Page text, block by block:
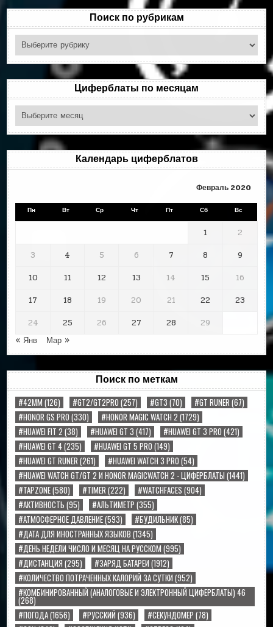
Поиск по рубрикам
Поиск
по
рубрикам
Циферблаты по месяцам
Циферблаты
по
месяцам
Календарь циферблатов
Февраль 2020
Пн Вт Ср Чт Пт Сб Вс
1
2
3
4 5 6 7 8
9
10
11 12 13 14 15
16
17
18 19 20 21 22
23
24
25 26 27 28
29
« Янв
Мар »
Поиск по меткам
#42MM (126) #GT2/GT2PRO (257) #GT3 (70) #GT RUNER(67)
#HONOR GS PRO (330) #HONOR MAGIC WATCH 2 (1729)
#HUAWEI FIT 2 (38) #HUAWEI GT 3 (417) #HUAWEI GT 3 PRO (421)
#HUAWEI GT 4(235) #HUAWEI GT 5 PRO (149)
#HUAWEI GT RUNER(261) #HUAWEI WATCH 3 PRO (54)
#HUAWEI WATCH GT/GT 2 И HONOR MAGICWATCH 2 - ЦИФЕРБЛАТЫ (1441)
#TAPZONE(580) #TIMER(222) #WATCHFACES (904)
#АКТИВНОСТЬ (95) #АЛЬТИМЕТР (355)
#АТМОСФЕРНОЕ ДАВЛЕНИЕ(593) #БУДИЛЬНИК(85)
#ДАТА ДЛЯ ИНОСТРАННЫХ ЯЗЫКОВ (1345)
#ДЕНЬ НЕДЕЛИ ЧИСЛО И МЕСЯЦ НА РУССКОМ (995)
#ДИСТАНЦИЯ (295) #ЗАРЯД БАТАРЕИ (1912)
#КОЛИЧЕСТВО ПОТРАЧЕННЫХ КАЛОРИЙ ЗА СУТКИ (952)
#КОМБИНИРОВАННЫЙ (АНАЛОГОВЫЕ И ЭЛЕКТРОННЫЙ ЦИФЕРБЛАТЫ) 46
(268)
#ПОГОДА(1656) #РУССКИЙ (936) #СЕКУНДОМЕР (78)